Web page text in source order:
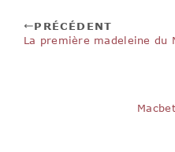
PRÉCÉDENT
La première madeleine du